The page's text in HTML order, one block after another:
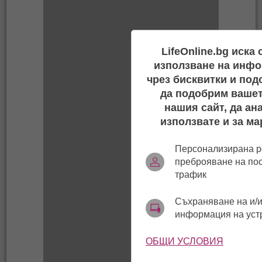
LifeOnline.bg иска
използване на
чрез бисквитки и
да подобрим
нашия сайт, да
използвате и за
Персонализирана
преброяване на
трафик
Съхраняване на и/
информация на
ОБЩИ УСЛОВИЯ